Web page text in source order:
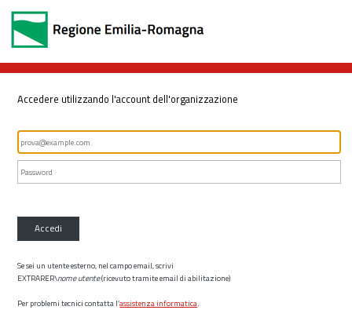
Accedere utilizzando l'account dell'organizzazione
Accedi
Se sei un utente esterno, nel campo email, scrivi
EXTRARER\nome utente(ricevuto tramite email di abilitazione)
Per problemi tecnici contatta l’assistenza informatica.